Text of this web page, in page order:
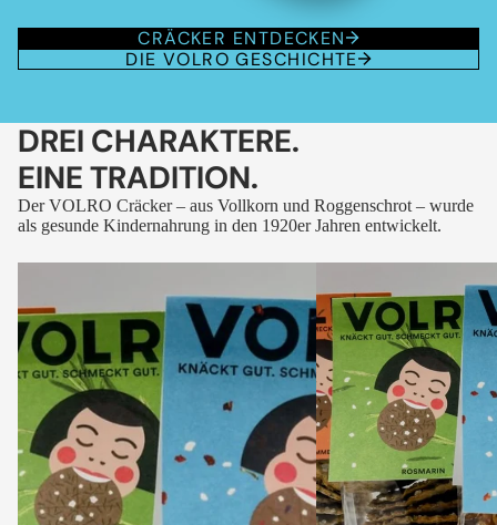
CRÄCKER ENTDECKEN
DIE VOLRO GESCHICHTE
DREI CHARAKTERE.
EINE TRADITION.
Der VOLRO Cräcker – aus Vollkorn und Roggenschrot – wurde
als gesunde Kindernahrung in den 1920er Jahren entwickelt.
FLEURS
DES
ALPES
-
KÜMMEL